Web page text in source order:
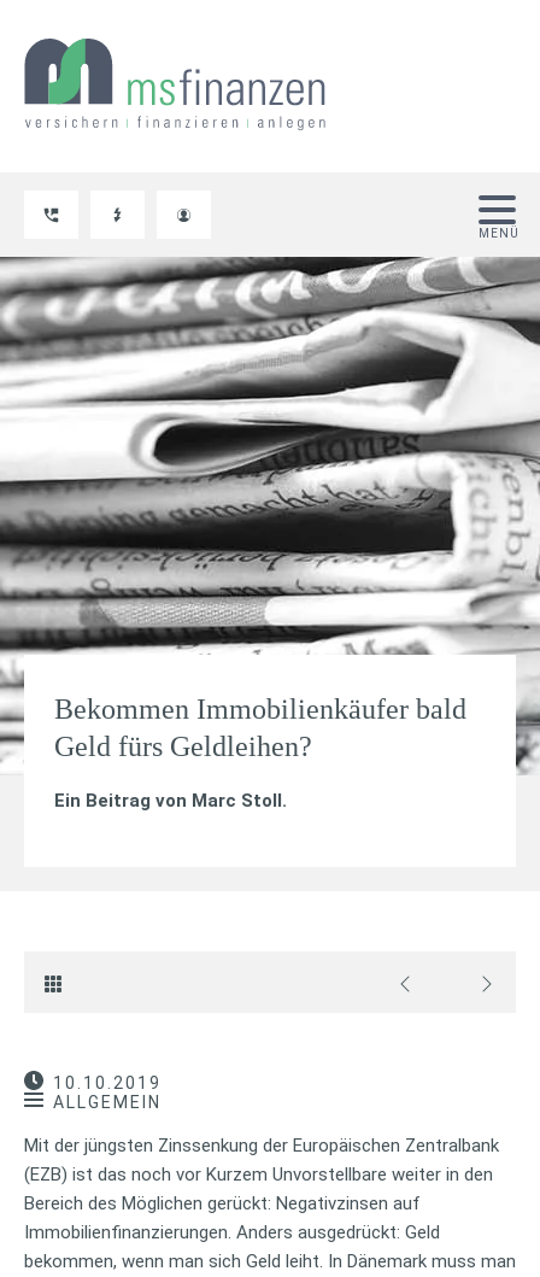
Bekommen Immobilienkäufer bald
Geld fürs Geldleihen?
Ein Beitrag von Marc Stoll.
10.10.2019
ALLGEMEIN
Mit der jüngsten Zinssenkung der Europäischen Zentralbank
(EZB) ist das noch vor Kurzem Unvorstellbare weiter in den
Bereich des Möglichen gerückt: Negativzinsen auf
Immobilienfinanzierungen. Anders ausgedrückt: Geld
bekommen, wenn man sich Geld leiht. In Dänemark muss man